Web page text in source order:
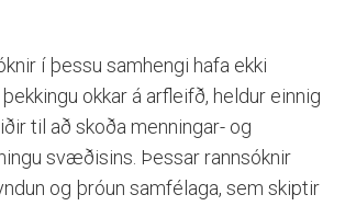
í þessu samhengi hafa ekki
okkar á arfleifð, heldur einnig
til að skoða menningar- og
svæðisins. Þessar rannsóknir
og þróun samfélaga, sem skiptir